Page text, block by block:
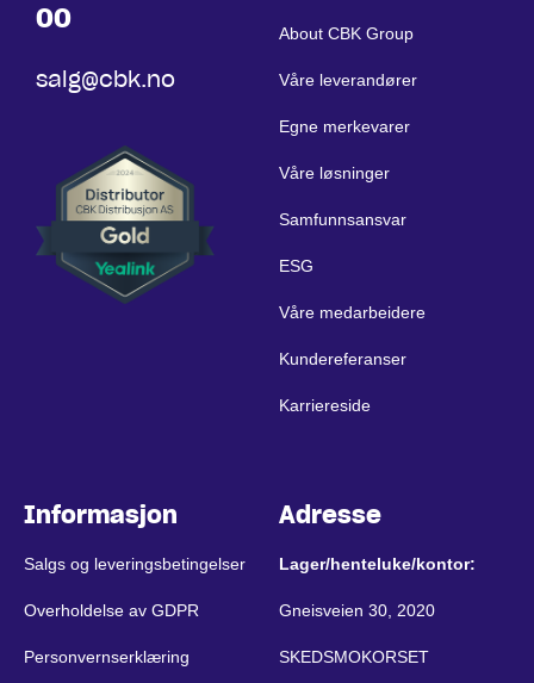
00
salg@cbk.no
About CBK Group
Våre leverandører
Egne merkevarer
Våre løsninger
Samfunnsansvar
ESG
Våre medarbeidere
Kundereferanser
Karriereside
Informasjon
Salgs og leveringsbetingelser
Overholdelse av GDPR
Personvernserklæring
Adresse
Lager/henteluke/kontor:
Gneisveien 30, 2020
SKEDSMOKORSET